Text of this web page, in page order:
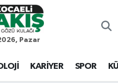
Pazar
KARİYER SPOR